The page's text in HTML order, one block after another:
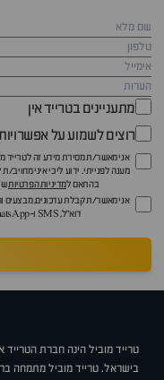
מתעניינים בטרייד אין
רוצים לשמוע על אפשרויות
אני מאשר/ת מסירת מידע זה לטרייד
מענה לפנייתי. ידוע לי כי איני מחויב/
בהתאם למדיניות הפרטיות
אני מאשר/ת קבלת עדכונים, מבצעים
דוא״ל, SMS ו-WhatsApp. ידוע לי כי באפשרותי לבטל הסכמה זו בכל עת.
טרייד מוביל הינה חברת הטרייד
בישראל. טרייד מוביל מתמחה